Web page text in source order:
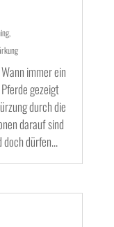
,
immer ein
gezeigt
durch die
darauf sind
dürfen...